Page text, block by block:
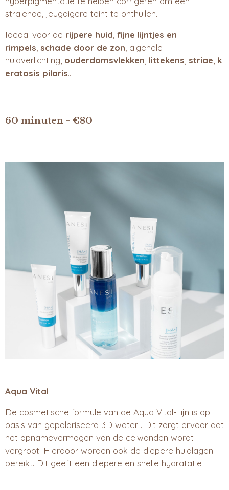
stralende, jeugdigere teint te onthullen.
Ideaal voor de rijpere huid fijne lijntjes en
rimpels schade door de zon , algehele
huidverlichting, ouderdomsvlekken littekens striae k
eratosis pilaris...
60 minuten - €80
Aqua Vital
De cosmetische formule van de Aqua Vital- lijn is op
basis van gepolariseerd 3D water . Dit zorgt ervoor dat
het opnamevermogen van de celwanden wordt
vergroot. Hierdoor worden ook de diepere huidlagen
bereikt. Dit geeft een diepere en snelle hydratatie